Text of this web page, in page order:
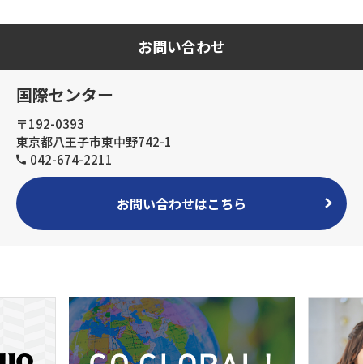
お問い合わせ
国際センター
〒192-0393
東京都八王子市東中野742-1
042-674-2211
お問い合わせはこちら